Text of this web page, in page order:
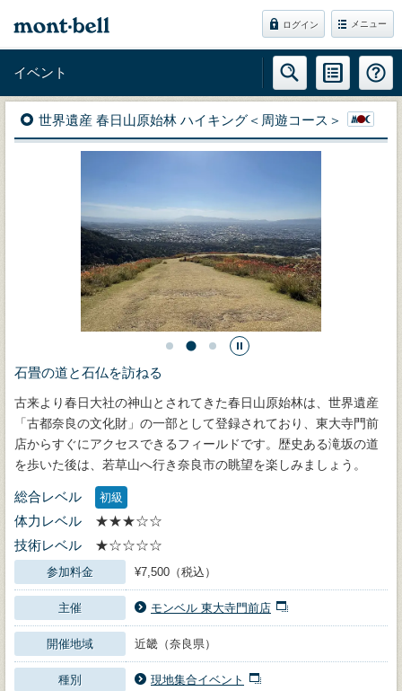
ログイン メニュー
イベント
世界遺産 春日山原始林 ハイキング＜周遊コース＞
石畳の道と石仏を訪ねる
古来より春日大社の神山とされてきた春日山原始林は、世界遺産
「古都奈良の文化財」の一部として登録されており、東大寺門前
店からすぐにアクセスできるフィールドです。歴史ある滝坂の道
を歩いた後は、若草山へ行き奈良市の眺望を楽しみましょう。
総合レベル 初級
体力レベル
★★★☆☆
技術レベル
★☆☆☆☆
参加料金 ¥7,500（税込）
主催 モンベル 東大寺門前店
開催地域 近畿（奈良県）
種別 現地集合イベント